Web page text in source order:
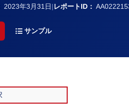
2023年3月31日|レポートID：
サンプル